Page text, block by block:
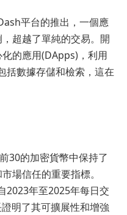
平台的推出，一個應
超越了單純的交易。開
的應用(DApps)，利用
括數據存儲和檢索，這在
30的加密貨幣中保持了
場信任的重要指標。
2023年至2025年每日交
明了其可擴展性和增強